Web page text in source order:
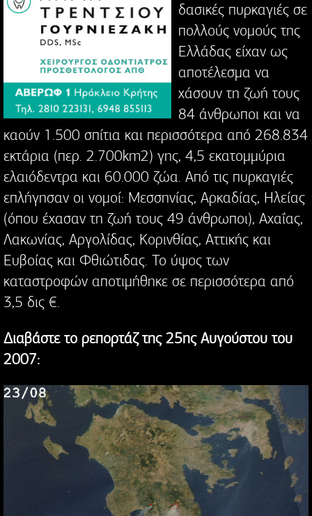
δασικές πυρκαγιές σε
πολλούς νομούς της
Ελλάδας είχαν ως
αποτέλεσμα να
χάσουν τη ζωή τους
84 άνθρωποι και να
καούν 1.500 σπίτια και περισσότερα από 268.834
εκτάρια (περ. 2.700km2) γης, 4,5 εκατομμύρια
ελαιόδεντρα και 60.000 ζώα. Από τις πυρκαγιές
επλήγησαν οι νομοί: Μεσσηνίας, Αρκαδίας, Ηλείας
(όπου έχασαν τη ζωή τους 49 άνθρωποι), Αχαΐας,
Λακωνίας, Αργολίδας, Κορινθίας, Αττικής και
Ευβοίας και Φθιώτιδας. Το ύψος των
καταστροφών αποτιμήθηκε σε περισσότερα από
3,5 δις €.
Διαβάστε το ρεπορτάζ της 25ης Αυγούστου του
2007: